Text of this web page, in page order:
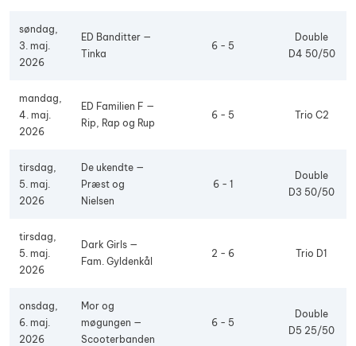
søndag,
3. maj.
2026
ED Banditter —
Tinka
6 - 5
Double
D4 50/50
mandag,
4. maj.
2026
ED Familien F —
Rip, Rap og Rup
6 - 5 Trio C2
tirsdag,
5. maj.
2026
De ukendte —
Præst og
Nielsen
6 - 1
Double
D3 50/50
tirsdag,
5. maj.
2026
Dark Girls —
Fam. Gyldenkål
2 - 6 Trio D1
onsdag,
6. maj.
2026
Mor og
møgungen —
Scooterbanden
6 - 5
Double
D5 25/50